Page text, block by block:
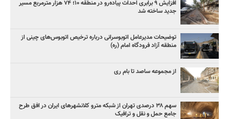
افزایش ۹ برابری احداث پیاده‌رو در منطقه ۱۰؛ ۷۴ هزار مترمربع مسیر
جدید ساخته شد
توضیحات مدیرعامل اتوبوسرانی درباره ترخیص اتوبوس‌های چینی از
منطقه آزاد فرودگاه امام (ره)
از مجموعه ساصد تا بام ری
سهم ۳۸ درصدی تهران از شبکه مترو کلانشهرهای ایران در افق طرح
جامع حمل و نقل و ترافیک